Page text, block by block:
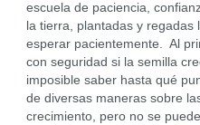
escuela de paciencia,
la tierra, plantadas y regadas
esperar pacientemente. Al
con seguridad si la semilla
imposible saber hasta qué
de diversas maneras sobre
crecimiento, pero no se